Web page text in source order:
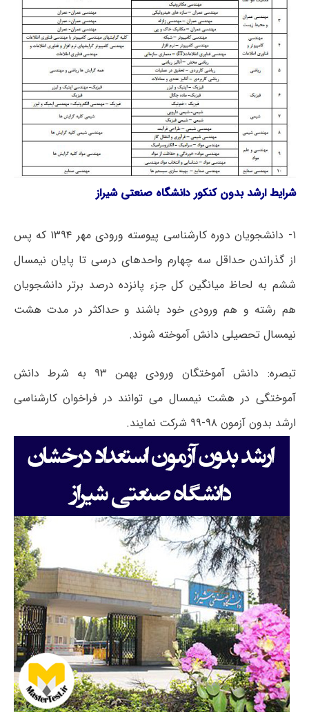
شرایط ارشد بدون کنکور دانشگاه صنعتی شیراز
۱- دانشجویان دوره کارشناسی پیوسته ورودی مهر ۱۳۹۴ که پس
از گذراندن حداقل سه چهارم واحدهای درسی تا پایان نیمسال
ششم به لحاظ میانگین کل جزء پانزده درصد برتر دانشجویان
هم رشته و هم ورودی خود باشند و حداکثر در مدت هشت
نیمسال تحصیلی دانش آموخته شوند.
تبصره: دانش آموختگان ورودی بهمن ۹۳ به شرط دانش
آموختگی در هشت نیمسال می توانند در فراخوان کارشناسی
ارشد بدون آزمون ۹۸-۹۹ شرکت نمایند.